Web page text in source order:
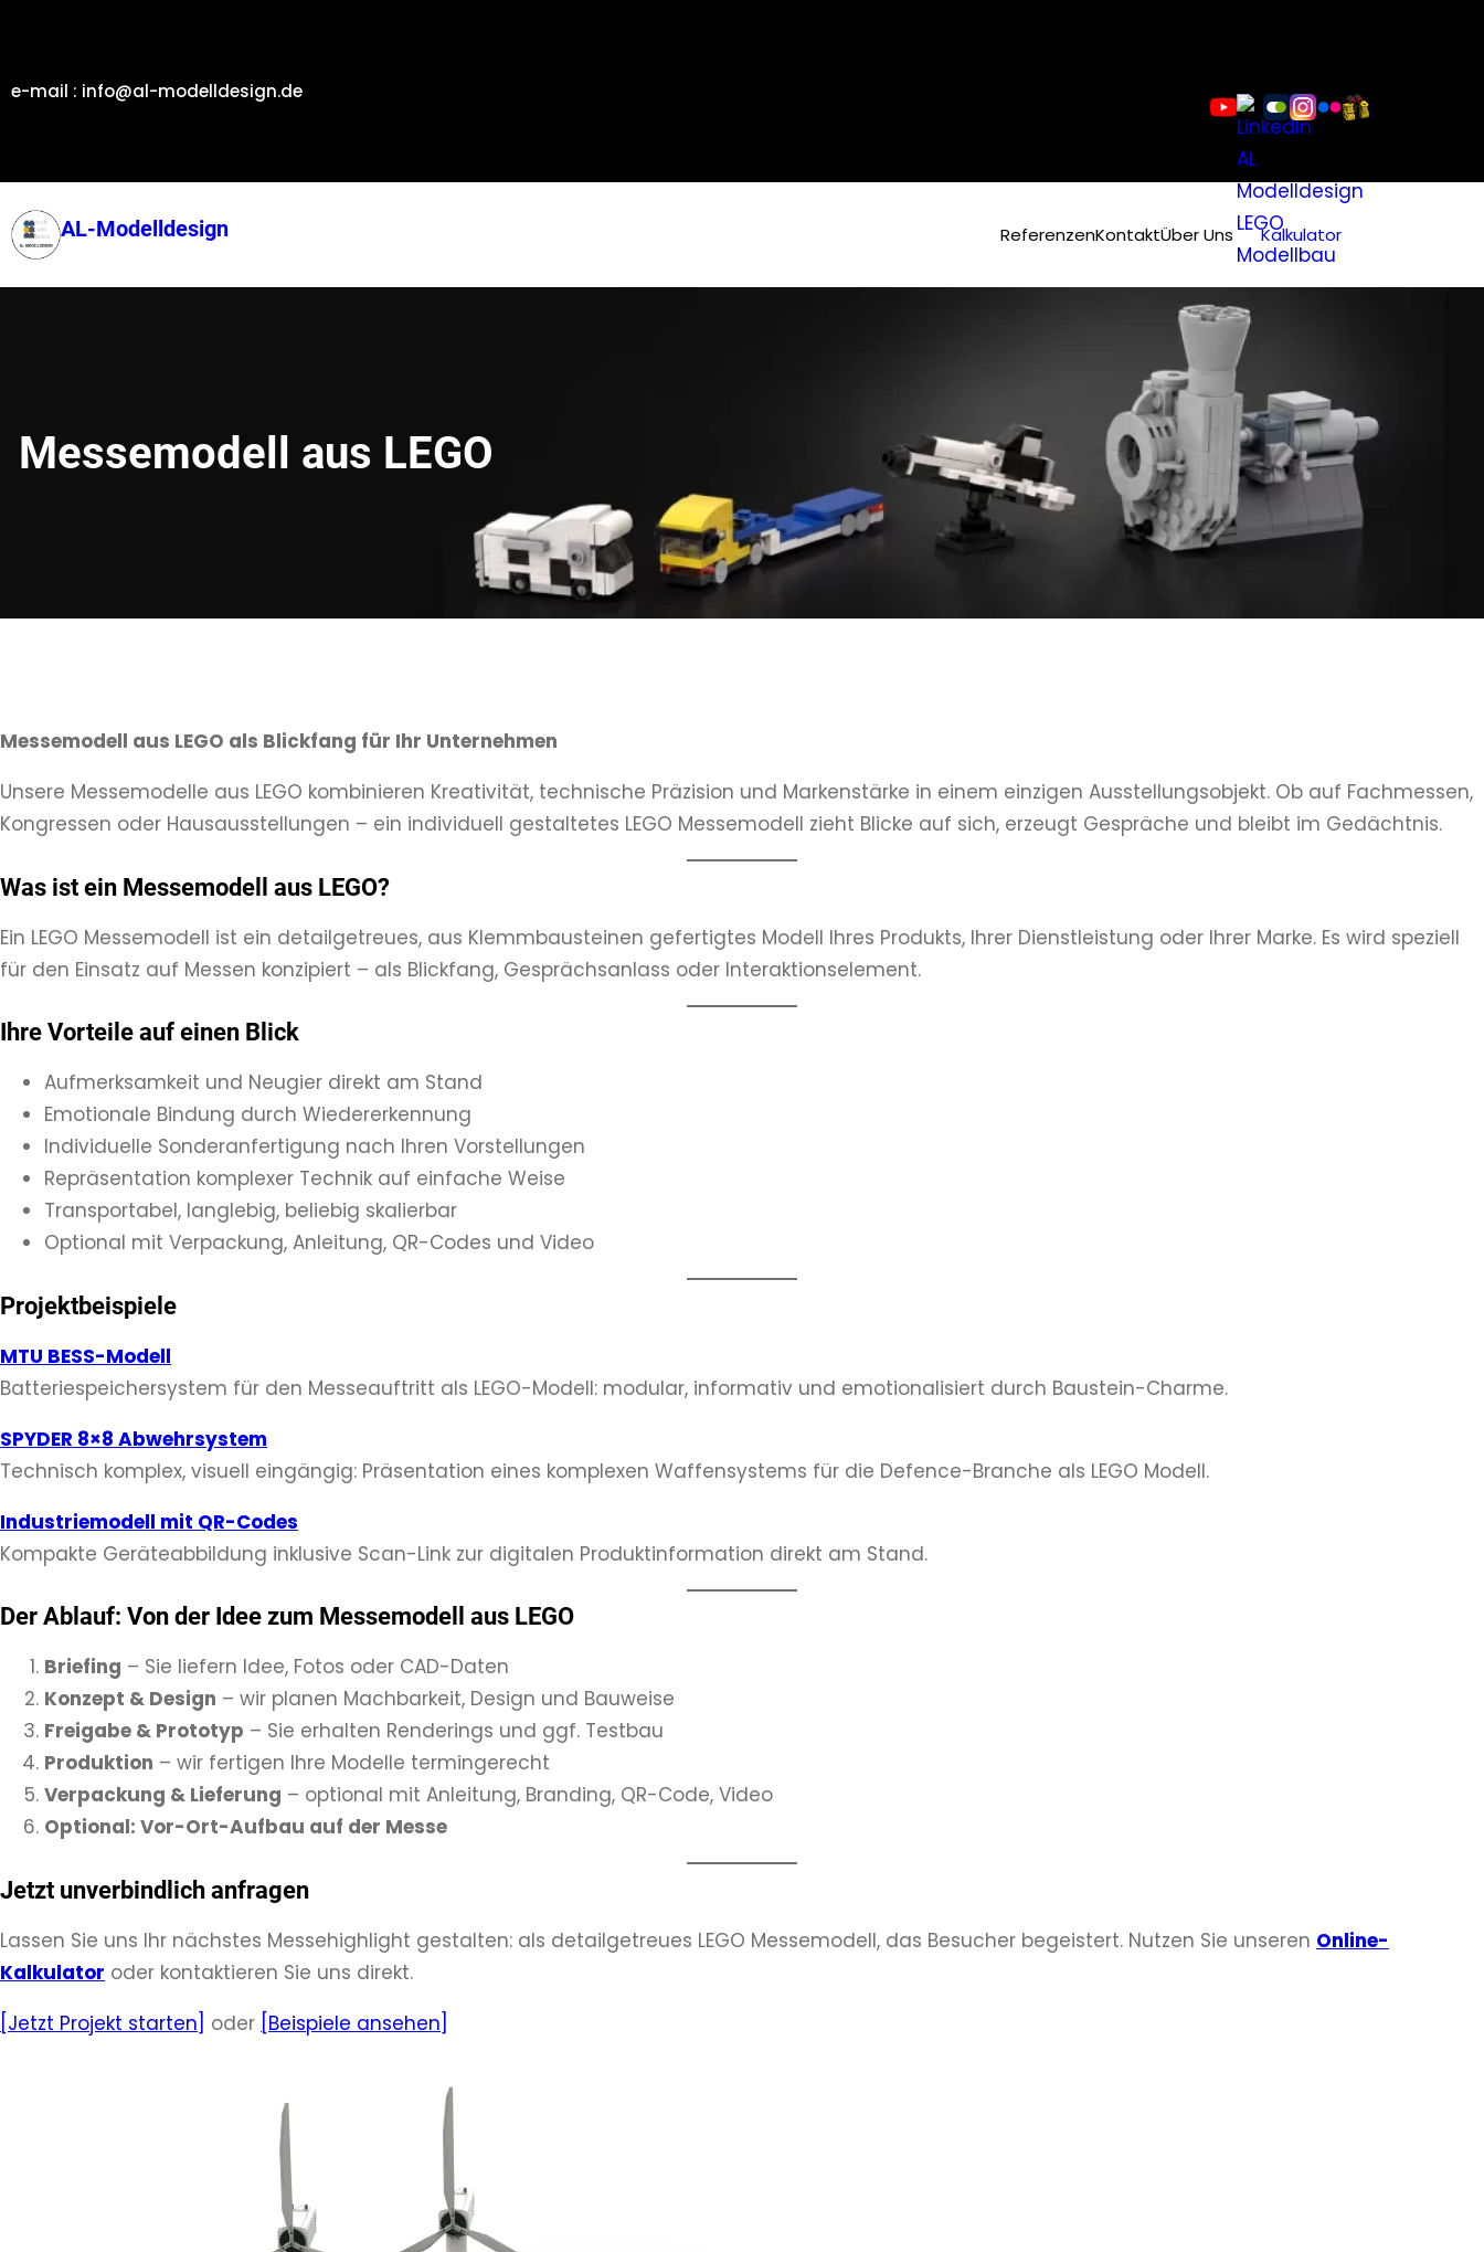
springen
e-mail : info@al-modelldesign.de
AL-Modelldesign ReferenzenKontaktÜber Uns Kalkulator
Messemodell aus LEGO
Messemodell aus LEGO als Blickfang für Ihr Unternehmen
Unsere Messemodelle aus LEGO kombinieren Kreativität, technische Präzision und Markenstärke in einem einzigen Ausstellungsobjekt. Ob auf Fachmessen,
Kongressen oder Hausausstellungen – ein individuell gestaltetes LEGO Messemodell zieht Blicke auf sich, erzeugt Gespräche und bleibt im Gedächtnis.
Was ist ein Messemodell aus LEGO?
Ein LEGO Messemodell ist ein detailgetreues, aus Klemmbausteinen gefertigtes Modell Ihres Produkts, Ihrer Dienstleistung oder Ihrer Marke. Es wird speziell
für den Einsatz auf Messen konzipiert – als Blickfang, Gesprächsanlass oder Interaktionselement.
Ihre Vorteile auf einen Blick
Aufmerksamkeit und Neugier direkt am Stand
Emotionale Bindung durch Wiedererkennung
Individuelle Sonderanfertigung nach Ihren Vorstellungen
Repräsentation komplexer Technik auf einfache Weise
Transportabel, langlebig, beliebig skalierbar
Optional mit Verpackung, Anleitung, QR-Codes und Video
Projektbeispiele
MTU BESS-Modell
Batteriespeichersystem für den Messeauftritt als LEGO-Modell: modular, informativ und emotionalisiert durch Baustein-Charme.
SPYDER 8×8 Abwehrsystem
Technisch komplex, visuell eingängig: Präsentation eines komplexen Waffensystems für die Defence-Branche als LEGO Modell.
Industriemodell mit QR-Codes
Kompakte Geräteabbildung inklusive Scan-Link zur digitalen Produktinformation direkt am Stand.
Der Ablauf: Von der Idee zum Messemodell aus LEGO
Briefing – Sie liefern Idee, Fotos oder CAD-Daten
Konzept & Design – wir planen Machbarkeit, Design und Bauweise
Freigabe & Prototyp – Sie erhalten Renderings und ggf. Testbau
Produktion – wir fertigen Ihre Modelle termingerecht
Verpackung & Lieferung – optional mit Anleitung, Branding, QR-Code, Video
Optional: Vor-Ort-Aufbau auf der Messe
Jetzt unverbindlich anfragen
Lassen Sie uns Ihr nächstes Messehighlight gestalten: als detailgetreues LEGO Messemodell, das Besucher begeistert. Nutzen Sie unseren Online-
Kalkulator oder kontaktieren Sie uns direkt.
[Jetzt Projekt starten] oder [Beispiele ansehen]